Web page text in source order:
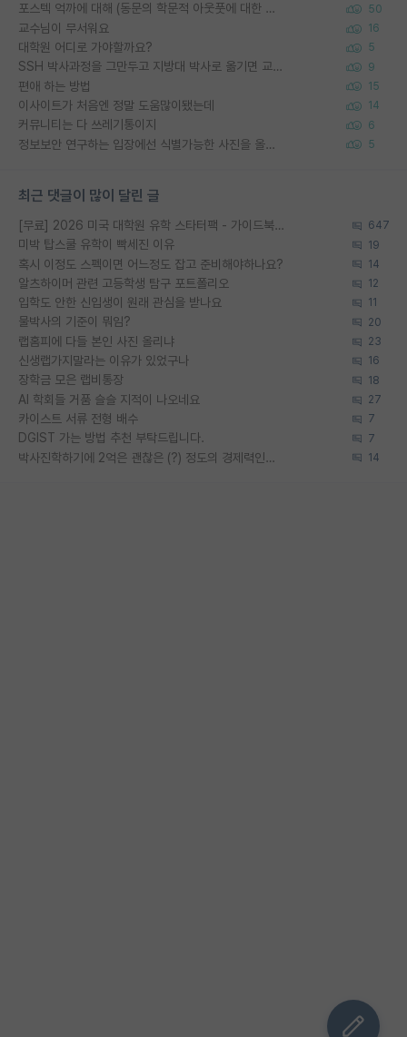
포스텍 억까에 대해 (동문의 학문적 아웃풋에 대한 반박) 50
교수님이 무서워요 16
대학원 어디로 가야할까요? 5
SSH 박사과정을 그만두고 지방대 박사로 옮기면 교수의 꿈은 끝일까요? 9
편애 하는 방법 15
이사이트가 처음엔 정말 도움많이됐는데 14
커뮤니티는 다 쓰레기통이지 6
정보보안 연구하는 입장에선 식별가능한 사진을 올리는건 비추이긴함 5
최근 댓글이 많이 달린 글
[무료] 2026 미국 대학원 유학 스타터팩 - 가이드북 & 합격자 컨택메일 템플릿 647
미박 탑스쿨 유학이 빡세진 이유 19
혹시 이정도 스펙이면 어느정도 잡고 준비해야하나요? 14
알츠하이머 관련 고등학생 탐구 포트폴리오 12
입학도 안한 신입생이 원래 관심을 받나요 11
물박사의 기준이 뭐임? 20
랩홈피에 다들 본인 사진 올리냐 23
신생랩가지말라는 이유가 있었구나 16
장학금 모은 랩비통장 18
AI 학회들 거품 슬슬 지적이 나오네요 27
카이스트 서류 전형 배수 7
DGIST 가는 방법 추천 부탁드립니다. 7
박사진학하기에 2억은 괜찮은 (?) 정도의 경제력인가요 14